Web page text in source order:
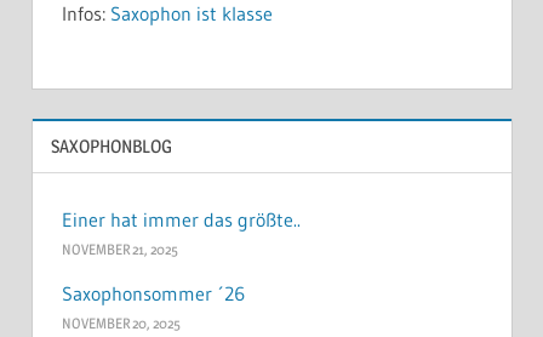
Infos: Saxophon ist klasse
SAXOPHONBLOG
Einer hat immer das größte..
NOVEMBER 21, 2025
Saxophonsommer ´26
NOVEMBER 20, 2025